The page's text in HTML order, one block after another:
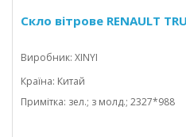
Скло вітрове RENAULT
Виробник: XINYI
Країна: Китай
Примітка: зел.; з молд.; 2327*988